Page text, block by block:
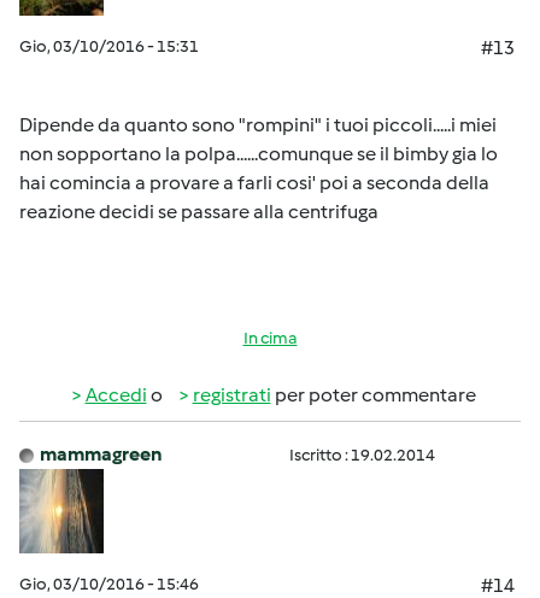
Gio, 03/10/2016 - 15:31 #13
Dipende da quanto sono "rompini" i tuoi piccoli.....i miei
non sopportano la polpa......comunque se il bimby gia lo
hai comincia a provare a farli cosi' poi a seconda della
reazione decidi se passare alla centrifuga
In cima
Accedi o registrati per poter commentare
mammagreen Iscritto : 19.02.2014
Gio, 03/10/2016 - 15:46
#14